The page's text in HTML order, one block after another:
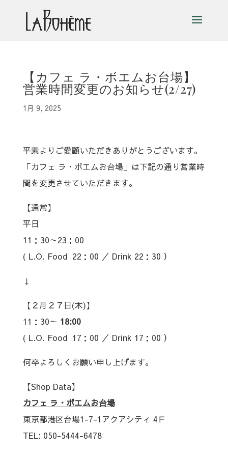
【カフェ ラ・ボエムお台場】
営業時間変更のお知らせ(2/27)
1月 9, 2025
平素よりご愛顧いただきありがとうございます。
「カフェ ラ・ボエムお台場」は下記の通り営業時
間を変更させていただきます。
【通常】
平日
11：30～23：00
( L.O. Food 22：00 ／ Drink 22：30 ）
↓
【２月２７日(木)】
11：30～ 18:00
( L.O. Food 17：00 ／ Drink 17：00 ）
何卒よろしくお願い申し上げます。
【Shop Data】
カフェ ラ・ボエムお台場
東京都港区台場1-7-1アクアシティ 4Ｆ
TEL: 050-5444-6478